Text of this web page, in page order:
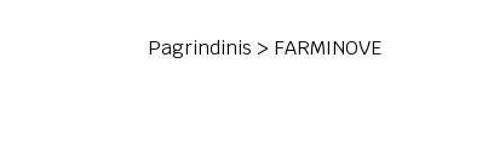
Pagrindinis > FARMINOVE